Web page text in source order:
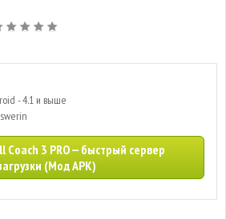
- 4.1 и выше
Coach 3 PRO — быстрый сервер
(Мод APK)